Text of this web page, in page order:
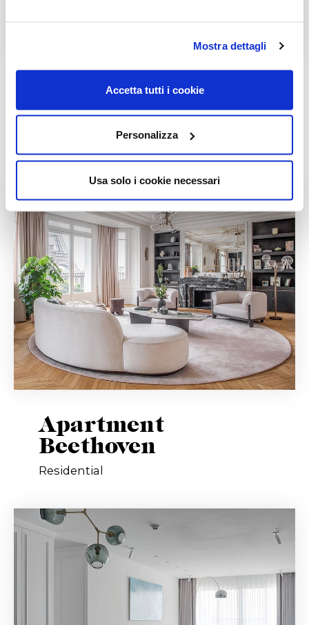
Mostra dettagli
Accetta tutti i cookie
Personalizza
Usa solo i cookie necessari
The Mesa Modern
House
Apartment
Beethoven
Residential